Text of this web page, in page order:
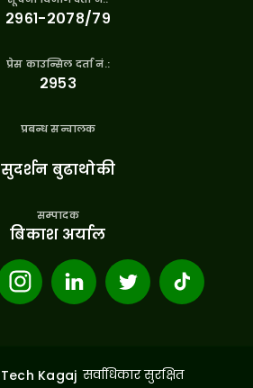
२९६१-२०७८/७९
प्रेस काउन्सिल दर्ता नं.:
२९५३
प्रबन्ध सन्चालक
सुदर्शन बुढाथोकी
सम्पादक
बिकाश अर्याल
Tech Kagaj सर्वाधिकार सुरक्षित